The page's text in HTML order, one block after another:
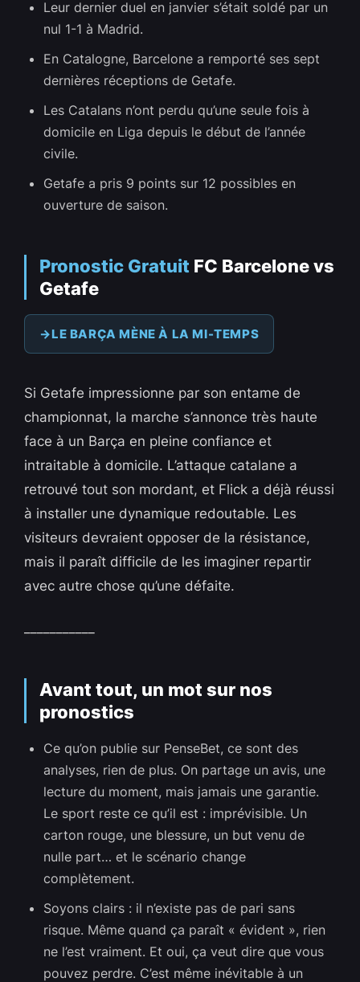
Leur dernier duel en janvier s’était soldé par un
nul 1-1 à Madrid.
En Catalogne, Barcelone a remporté ses sept
dernières réceptions de Getafe.
Les Catalans n’ont perdu qu’une seule fois à
domicile en Liga depuis le début de l’année
civile.
Getafe a pris 9 points sur 12 possibles en
ouverture de saison.
Pronostic Gratuit FC Barcelone vs
Getafe
LE BARÇA MÈNE À LA MI-TEMPS
Si Getafe impressionne par son entame de
championnat, la marche s’annonce très haute
face à un Barça en pleine confiance et
intraitable à domicile. L’attaque catalane a
retrouvé tout son mordant, et Flick a déjà réussi
à installer une dynamique redoutable. Les
visiteurs devraient opposer de la résistance,
mais il paraît difficile de les imaginer repartir
avec autre chose qu’une défaite.
Avant tout, un mot sur nos
pronostics
Ce qu’on publie sur PenseBet, ce sont des
analyses, rien de plus. On partage un avis, une
lecture du moment, mais jamais une garantie.
Le sport reste ce qu’il est : imprévisible. Un
carton rouge, une blessure, un but venu de
nulle part… et le scénario change
complètement.
Soyons clairs : il n’existe pas de pari sans
risque. Même quand ça paraît « évident », rien
ne l’est vraiment. Et oui, ça veut dire que vous
pouvez perdre. C’est même inévitable à un